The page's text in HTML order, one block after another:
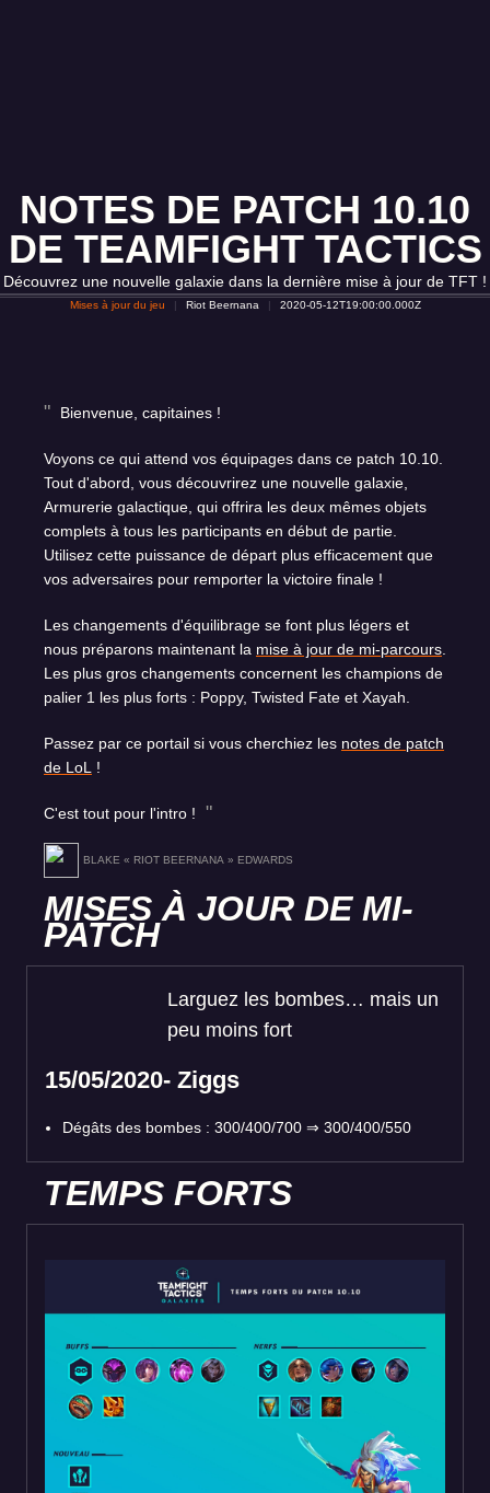
NOTES DE PATCH 10.10
DE TEAMFIGHT TACTICS
Découvrez une nouvelle galaxie dans la dernière mise à jour de TFT !
Mises à jour du jeu Riot Beernana 2020-05-12T19:00:00.000Z
Bienvenue, capitaines !
Voyons ce qui attend vos équipages dans ce patch 10.10.
Tout d'abord, vous découvrirez une nouvelle galaxie,
Armurerie galactique, qui offrira les deux mêmes objets
complets à tous les participants en début de partie.
Utilisez cette puissance de départ plus efficacement que
vos adversaires pour remporter la victoire finale !
Les changements d'équilibrage se font plus légers et
nous préparons maintenant la mise à jour de mi-parcours
Les plus gros changements concernent les champions de
palier 1 les plus forts : Poppy, Twisted Fate et Xayah.
Passez par ce portail si vous cherchiez les notes de patch
de LoL
!
C'est tout pour l'intro !
BLAKE « RIOT BEERNANA » EDWARDS
MISES À JOUR DE MI-
PATCH
Larguez les bombes… mais un
peu moins fort
15/05/2020- Ziggs
Dégâts des bombes : 300/400/700 ⇒ 300/400/550
TEMPS FORTS